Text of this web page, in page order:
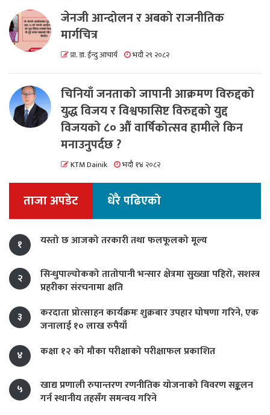
जेनजी आन्दोलन र अबको राजनीतिक
मार्गचित्र
प्रा. डा. ईन्दु आचार्य भदौ २९ २०८२
चिनियाँ जनताको जापानी आक्रमण विरुद्दको
युद्ध विजय र विश्वफासिष्ट विरुद्दको युद्द
विजयको ८० औं वार्षिकोत्सव हामीले किन
मनाउनुपर्दछ ?
KTM Dainik भदौ १४ २०८२
ताजा अपडेट धेरै पढिएको
१ यस्तो छ आजको तरकारी तथा फलफूलको मूल्य
२
सिन्धुपाल्चोकको तातोपानी भन्सार क्षेत्रमा सुख्खा पहिरो, सशस्त्र
प्रहरीका संरचनामा क्षति
३
करदाता प्रोत्साहन कार्यक्रमः शुक्रबार उपहार घोषणा गरिने, एक
जनालाई १० लाख रुपैयाँ
४
कक्षा १२ को मौका परीक्षाको परीक्षाफल प्रकाशित
५
खाद्य प्रणाली रुपान्तरण रणनीतिक योजनाको विवरण सङ्कलन
गर्न स्थानीय तहसँग समन्वय गरिने